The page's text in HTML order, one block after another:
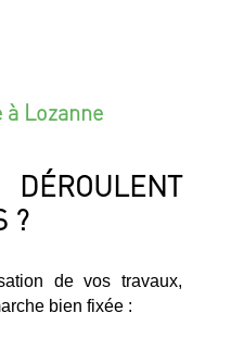
à Lozanne
?
de vos travaux,
bien fixée :